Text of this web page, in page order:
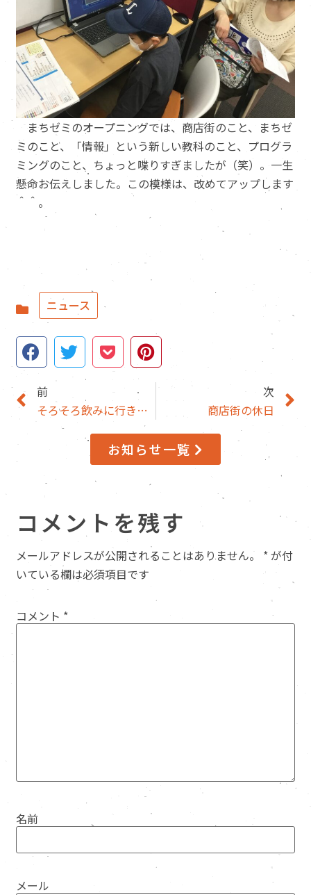
まちゼミのオープニングでは、商店街のこと、まちゼ
ミのこと、「情報」という新しい教科のこと、プログラ
ミングのこと、ちょっと喋りすぎましたが（笑）。一生
懸命お伝えしました。この模様は、改めてアップします
＾＾。
ニュース
前
そろそろ飲みに行きたいなあ。
次
商店街の休日
お知らせ一覧
コメントを残す
メールアドレスが公開されることはありません。 *が付
いている欄は必須項目です
コメント *
名前
メール